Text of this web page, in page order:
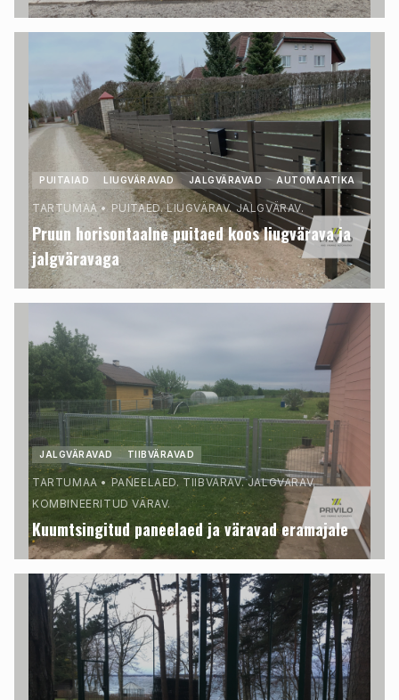
PUITAIAD LIUGVÄRAVAD JALGVÄRAVAD AUTOMAATIKA
TARTUMAA •PUITAED. LIUGVÄRAV. JALGVÄRAV.
Pruun horisontaalne puitaed koos liugvärava ja
jalgväravaga
JALGVÄRAVAD TIIBVÄRAVAD
TARTUMAA • PANEELAED. TIIBVÄRAV. JALGVÄRAV.
KOMBINEERITUD VÄRAV.
Kuumtsingitud paneelaed ja väravad eramajale